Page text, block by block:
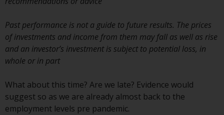
und andere Informationen zu den
absichtlich an Personen in
Ländern verteilt, in denen eine
solche Verteilung gegen lokale
Gesetze oder Vorschriften
Past performance is not a guide to future results. The prices
of investments and income from them may fall as well as rise
and an investor’s investment is subject to potential loss, in
whole or in part
What about this time? Are we late? Evidence would
suggest so as we are already almost back to the
employment levels pre pandemic.